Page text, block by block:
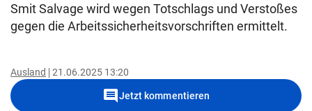
Smit Salvage wird wegen Totschlags und Verstoßes
gegen die Arbeitssicherheitsvorschriften ermittelt.
Ausland 21.06.2025 13:20
commentJetzt kommentieren